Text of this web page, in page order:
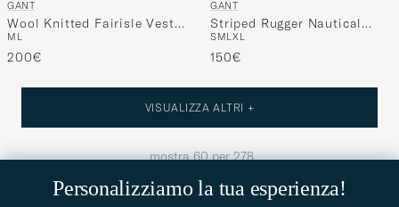
Wool Knitted Fairisle Vest
Multi
ML
Striped Rugger Nautical
Blue
SML XL
4.60/5 202 RECENSIONI
Personalizziamo la tua esperienza!